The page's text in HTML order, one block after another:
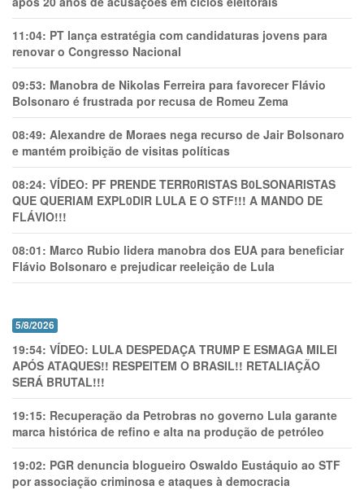
11:04: PT lança estratégia com candidaturas jovens para
renovar o Congresso Nacional
09:53: Manobra de Nikolas Ferreira para favorecer Flávio
Bolsonaro é frustrada por recusa de Romeu Zema
08:49: Alexandre de Moraes nega recurso de Jair Bolsonaro
e mantém proibição de visitas políticas
08:24: VÍDEO: PF PRENDE TERR0RlSTAS B0LSONARlSTAS
QUE QUERIAM EXPL0DlR LULA E O STF!!! A MANDO DE
FLÁVIO!!!
08:01: Marco Rubio lidera manobra dos EUA para beneficiar
Flávio Bolsonaro e prejudicar reeleição de Lula
5/8/2026
19:54: VÍDEO: LULA DESPEDAÇA TRUMP E ESMAGA MILEI
APÓS ATAQUES!! RESPEITEM O BRASIL!! RETALIAÇÃO
SERÁ BRUTAL!!!
19:15: Recuperação da Petrobras no governo Lula garante
marca histórica de refino e alta na produção de petróleo
19:02: PGR denuncia blogueiro Oswaldo Eustáquio ao STF
por associação criminosa e ataques à democracia